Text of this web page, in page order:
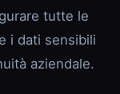
tutte le
i dati sensibili
aziendale.